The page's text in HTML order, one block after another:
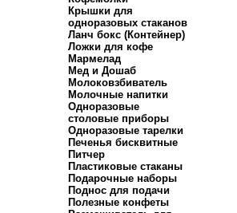
Крышки для
одноразовых стаканов
Ланч бокс (Контейнер)
Ложки для кофе
Мармелад
Мед и Дошаб
Молоковзбиватель
Молочные напитки
Одноразовые
столовые приборы
Одноразовые тарелки
Печенья бисквитные
Питчер
Пластиковые стаканы
Подарочные наборы
Поднос для подачи
Полезные конфеты